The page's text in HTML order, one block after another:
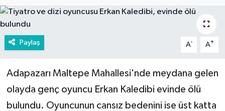
Paylaş A- A+
Adapazarı Maltepe Mahallesi'nde meydana gelen
olayda genç oyuncu Erkan Kaledibi evinde ölü
bulundu. Oyuncunun cansız bedenini ise üst katta